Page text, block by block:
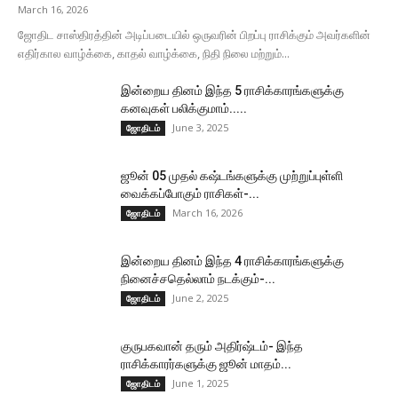
March 16, 2026
ஜோதிட சாஸ்திரத்தின் அடிப்படையில் ஒருவரின் பிறப்பு ராசிக்கும் அவர்களின்
எதிர்கால வாழ்க்கை, காதல் வாழ்க்கை, நிதி நிலை மற்றும்...
இன்றைய தினம் இந்த 5 ராசிக்காரங்களுக்கு
கனவுகள் பலிக்குமாம்.....
ஜோதிடம் June 3, 2025
ஜூன் 05 முதல் கஷ்டங்களுக்கு முற்றுப்புள்ளி
வைக்கப்போகும் ராசிகள்-...
ஜோதிடம் March 16, 2026
இன்றைய தினம் இந்த 4 ராசிக்காரங்களுக்கு
நினைச்சதெல்லாம் நடக்கும்-...
ஜோதிடம் June 2, 2025
குருபகவான் தரும் அதிர்ஷ்டம்- இந்த
ராசிக்காரர்களுக்கு ஜூன் மாதம்...
ஜோதிடம் June 1, 2025